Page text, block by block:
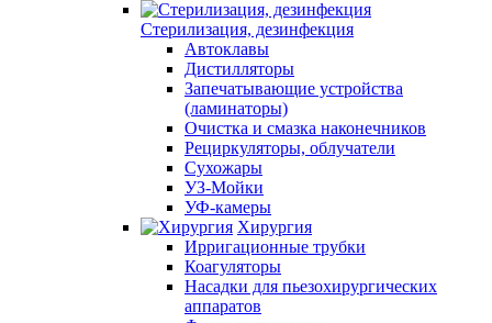
Стерилизация, дезинфекция
Автоклавы
Дистилляторы
Запечатывающие устройства
(ламинаторы)
Очистка и смазка наконечников
Рециркуляторы, облучатели
Сухожары
УЗ-Мойки
УФ-камеры
Хирургия
Ирригационные трубки
Коагуляторы
Насадки для пьезохирургических
аппаратов